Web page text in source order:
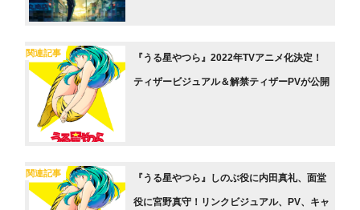
関連記事 『うる星やつら』2022年TVアニメ化決定！
ティザービジュアル＆解禁ティザーPVが公開
関連記事 『うる星やつら』しのぶ役に内田真礼、面堂
役に宮野真守！リンクビジュアル、PV、キャ